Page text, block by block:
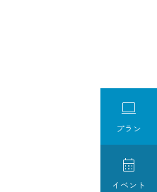

プラン

イベント